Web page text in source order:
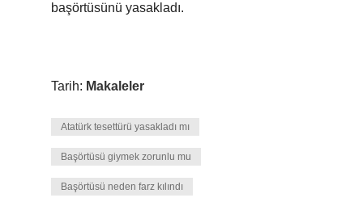
başörtüsünü yasakladı.
Tarih: Makaleler
Atatürk tesettürü yasakladı mı
Başörtüsü giymek zorunlu mu
Başörtüsü neden farz kılındı